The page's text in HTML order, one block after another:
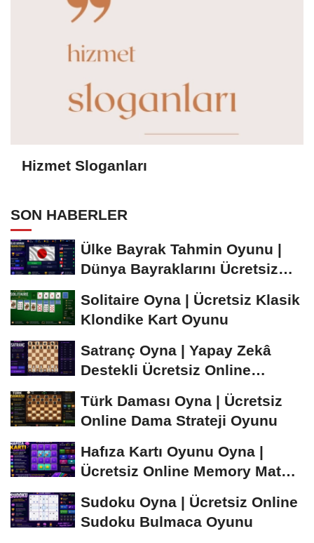
Hizmet Sloganları
SON HABERLER
Ülke Bayrak Tahmin Oyunu |
Dünya Bayraklarını Ücretsiz
Solitaire Oyna | Ücretsiz Klasik
Klondike Kart Oyunu
Satranç Oyna | Yapay Zekâ
Destekli Ücretsiz Online
Türk Daması Oyna | Ücretsiz
Online Dama Strateji Oyunu
Hafıza Kartı Oyunu Oyna |
Ücretsiz Online Memory Match
Sudoku Oyna | Ücretsiz Online
Sudoku Bulmaca Oyunu